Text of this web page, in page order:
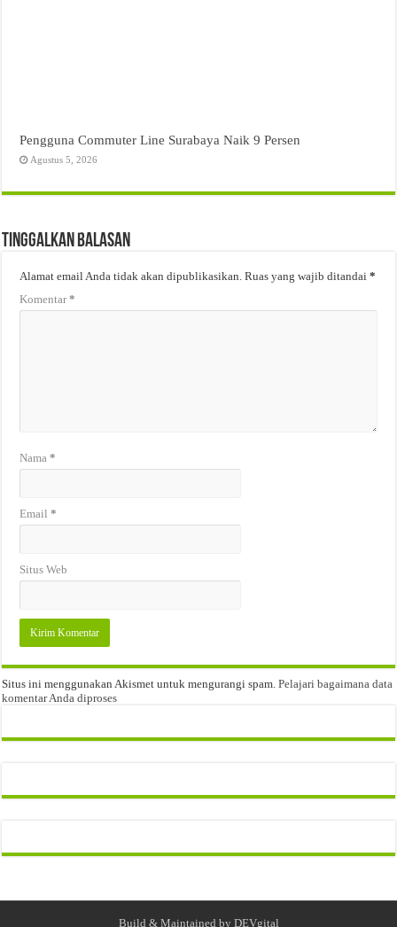
Pengguna Commuter Line Surabaya Naik 9 Persen
Agustus 5, 2026
Tinggalkan Balasan
Alamat email Anda tidak akan dipublikasikan. Ruas yang wajib ditandai*
Komentar*
Nama*
Email*
Situs Web
Situs ini menggunakan Akismet untuk mengurangi spam.Pelajari bagaimana data
komentar Anda diproses
Build & Maintained by DEVgital